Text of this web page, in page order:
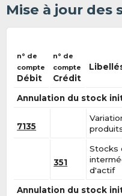
Mise à jour des
n° de
compte
Débit
n° de
compte
Crédit
Annulation du stock
7135
351
Stocks
d'actif
Annulation du stock